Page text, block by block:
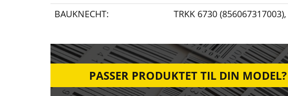
BAUKNECHT:
TRKK 6730 (856067317003),
PASSER PRODUKTET TIL DIN MODEL?